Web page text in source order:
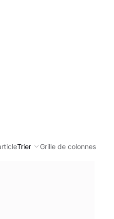
Trier Grille de colonnes